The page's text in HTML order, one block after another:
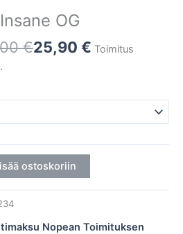
OG
€25,90 € Toimitus
ostoskoriin
Nopean Toimituksen